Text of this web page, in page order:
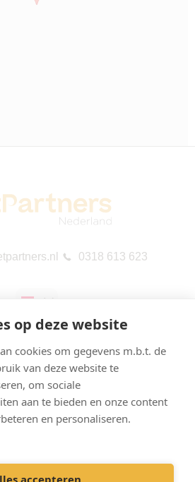
op deze website
cookies om gegevens m.b.t. de
van deze website te
om sociale
aan te bieden en onze content
en personaliseren.
accepteren
0318 613 623
& Cookies
praktijken
per land (CbCR) van de EU